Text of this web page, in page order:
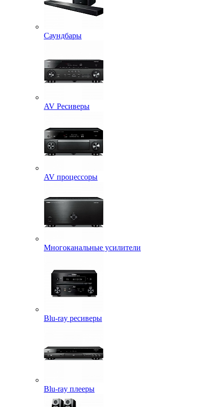
Саундбары
AV Ресиверы
AV процессоры
Многоканальные усилители
Blu-ray ресиверы
Blu-ray плееры